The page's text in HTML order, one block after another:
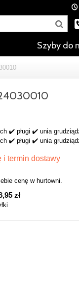
Szyby do
✔️ pługi ✔️ unia
✔️ pługi ✔️ unia
i termin dostawy
cenę w hurtowni.
zł